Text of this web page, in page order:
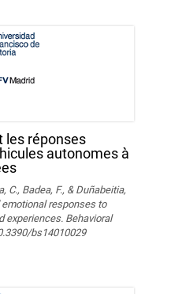
les réponses
autonomes à
C., Badea, F., & Duñabeitia,
responses to
experiences. Behavioral
bs14010029